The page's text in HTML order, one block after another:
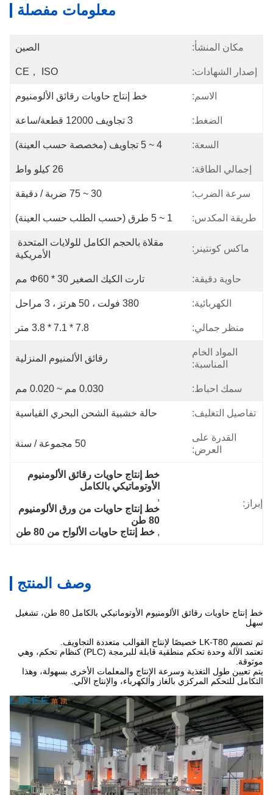
معلومات مفصلة
مكان المنشأ: الصين
إصدار الشهادات: CE， ISO
الاسم: خط إنتاج حاويات رقائق الألومنيوم
الضغط: 3 تجاويف 12000 قطعة/ساعة
السعة: 4 ~ 5 تجاويف (مخصصة حسب العينة)
إجمالي الطاقة: 26 كيلو واط
سرعة الضرب: 30 ~ 75 ضربة / دقيقة
طريقة المكدس: 1 ~ 5 طرق (حسب الطلب حسب العينة)
ماكس كونتينر:
مقلاة بالحجم الكامل للولايات المتحدة
الأمريكية
حاوية دقيقة: تارت الكيك الصغير Φ60 * 30 مم
الكهربائية: 380 فولت ، 50 هرتز ، 3 مراحل
منظر جمالي: 7.8 * 7.1 * 3.8 متر
المواد الخام
المناسبة:
رقائق الألمنيوم المنزلية
سمك احباط: 0.030 مم ~ 0.020 مم
تفاصيل التغليف: حالة خشبية الشحن البحري القياسية
القدرة على
العرض:
50 مجموعة / سنة
إبراز:
خط إنتاج حاويات رقائق الألومنيوم
الأوتوماتيكي بالكامل
,
خط إنتاج حاويات من ورق الألومنيوم
80 طن
, خط إنتاج حاويات الألواح من 80 طن
وصف المنتج
خط إنتاج حاويات رقائق الألومنيوم الأوتوماتيكي بالكامل 80 طن، تشغيل
سهل
تم تصميم LK-T80 خصيصًا لإنتاج القوالب متعددة التجاويف.
تعتمد الآلة وحدة تحكم منطقية قابلة للبرمجة (PLC) كنظام تحكم، وهي
موثوقة.
يتم تعيين طول التغذية وسرعة الإنتاج والمعلمات الأخرى بسهولة، وهذا
التكامل للتحكم المركزي بالغاز والكهرباء، والإنتاج الآلي.